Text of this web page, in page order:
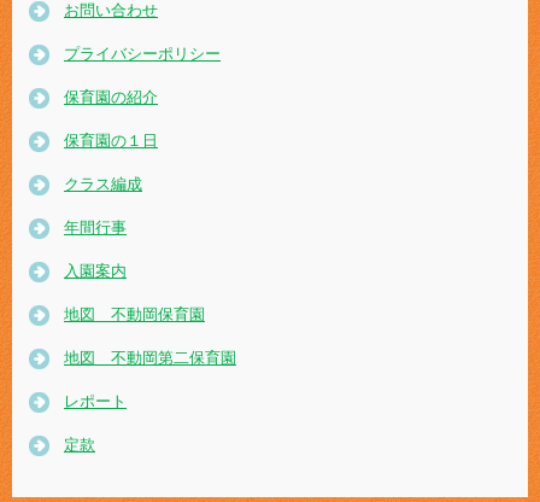
お問い合わせ
プライバシーポリシー
保育園の紹介
保育園の１日
クラス編成
年間行事
入園案内
地図 不動岡保育園
地図 不動岡第二保育園
レポート
定款